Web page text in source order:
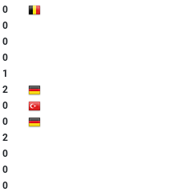
0
0
0
0
1
2
0
0
2
0
0
0